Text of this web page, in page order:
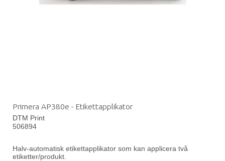
Primera AP380e - Etikettapplikator
DTM Print
506894
Halv-automatisk etikettapplikator som kan applicera två
etiketter/produkt.